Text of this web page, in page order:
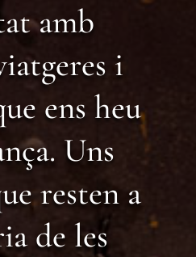
amb
i
ens heu
Uns
resten a
de les